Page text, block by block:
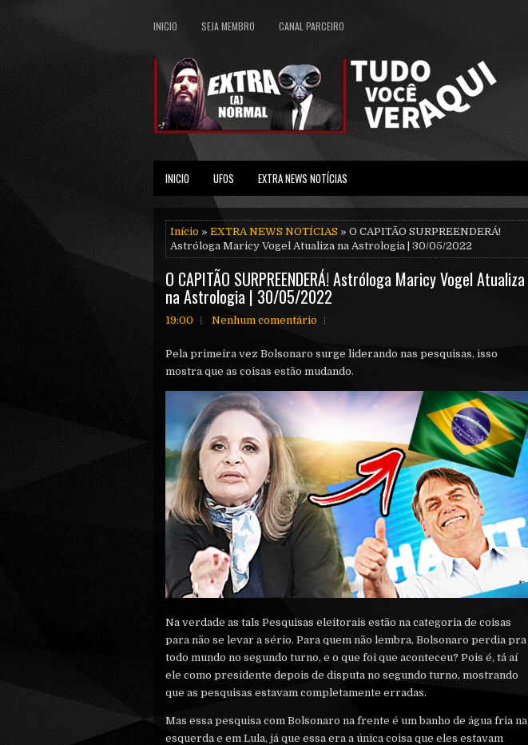
INICIO SEJA MEMBRO CANAL PARCEIRO
INICIO UFOS EXTRA NEWS NOTÍCIAS
Início » EXTRA NEWS NOTÍCIAS » O CAPITÃO SURPREENDERÁ!
Astróloga Maricy Vogel Atualiza na Astrologia | 30/05/2022
O CAPITÃO SURPREENDERÁ! Astróloga Maricy Vogel Atualiza
na Astrologia | 30/05/2022
19:00 Nenhum comentário
Pela primeira vez Bolsonaro surge liderando nas pesquisas, isso
mostra que as coisas estão mudando.
Na verdade as tals Pesquisas eleitorais estão na categoria de coisas
para não se levar a sério. Para quem não lembra, Bolsonaro perdia pra
todo mundo no segundo turno, e o que foi que aconteceu? Pois é, tá aí
ele como presidente depois de disputa no segundo turno, mostrando
que as pesquisas estavam completamente erradas.
Mas essa pesquisa com Bolsonaro na frente é um banho de água fria na
esquerda e em Lula, já que essa era a única coisa que eles estavam